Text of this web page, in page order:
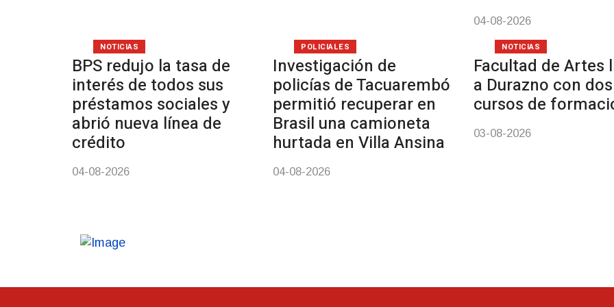
04-08-2026
BPS redujo la tasa de
interés de todos sus
préstamos sociales y
abrió nueva línea de
crédito
04-08-2026
NOTICIAS
Investigación de
policías de Tacuarembó
permitió recuperar en
Brasil una camioneta
hurtada en Villa Ansina
04-08-2026
POLICIALES
Facultad de Artes
a Durazno con dos
cursos de
03-08-2026
NOTICIAS